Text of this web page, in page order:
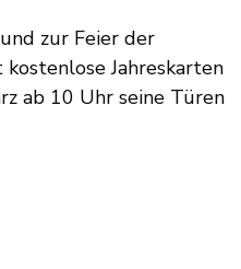
zur Feier der
Jahreskarten
ab 10 Uhr seine Türen